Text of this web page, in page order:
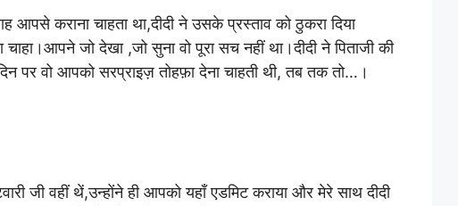
आपसे कराना चाहता था,दीदी ने उसके प्रस्ताव को ठुकरा दिया
जो देखा ,जो सुना वो पूरा सच नहीं था।दीदी ने पिताजी की
पर वो आपको सरप्राइज़ तोहफ़ा देना चाहती थी, तब तक तो…।
वहीं थें,उन्होंने ही आपको यहाँ एडमिट कराया और मेरे साथ दीदी